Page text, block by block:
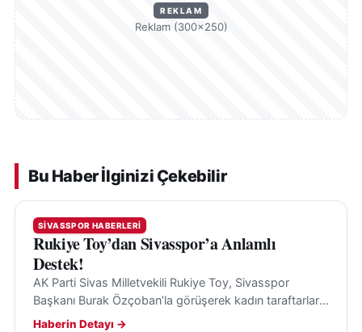
REKLAM
Reklam (300×250)
Bu Haber İlginizi Çekebilir
SIVASSPOR HABERLERI
Rukiye Toy’dan Sivasspor’a Anlamlı
Destek!
AK Parti Sivas Milletvekili Rukiye Toy, Sivasspor
Başkanı Burak Özçoban’la görüşerek kadın taraftarların
maçları tribünden izlemesi için loca desteği sağladı.
Haberin Detayı →